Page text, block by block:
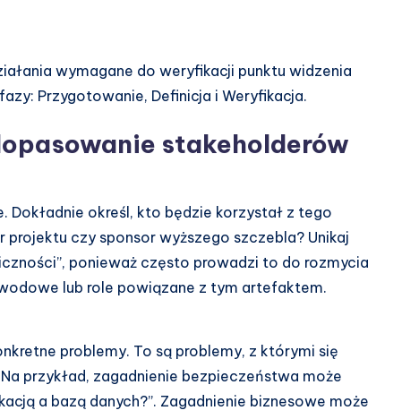
wymagane do weryfikacji punktu widzenia
Przygotowanie, Definicja i Weryfikacja.
stakeholderów
Dokładnie określ, kto będzie korzystał z tego
czy sponsor wyższego szczebla? Unikaj
ponieważ często prowadzi to do rozmycia
lub role powiązane z tym artefaktem.
problemy. To są problemy, z którymi się
przykład, zagadnienie bezpieczeństwa może
a bazą danych?”. Zagadnienie biznesowe może